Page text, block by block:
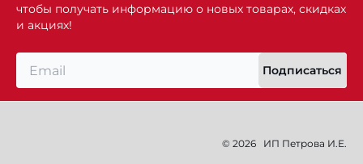
чтобы получать информацию о новых товарах, скидках
и акциях!
Подписаться
© 2026 ИП Петрова И.Е.